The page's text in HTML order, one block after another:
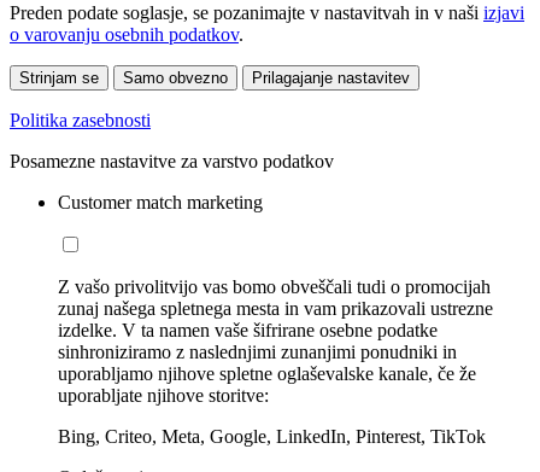
Preden podate soglasje, se pozanimajte v nastavitvah in v naši izjavi
o varovanju osebnih podatkov.
Strinjam se Samo obvezno Prilagajanje nastavitev
Politika zasebnosti
Posamezne nastavitve za varstvo podatkov
Customer match marketing
Z vašo privolitvijo vas bomo obveščali tudi o promocijah
zunaj našega spletnega mesta in vam prikazovali ustrezne
izdelke. V ta namen vaše šifrirane osebne podatke
sinhroniziramo z naslednjimi zunanjimi ponudniki in
uporabljamo njihove spletne oglaševalske kanale, če že
uporabljate njihove storitve:
Bing, Criteo, Meta, Google, LinkedIn, Pinterest, TikTok